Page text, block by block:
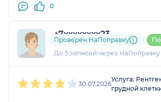
0
+7xxxxxxxx23
1 отзыв
До 5 записей через НаПоправку
Проверен НаПоправку
30.07.2026
Услуга:
грудной